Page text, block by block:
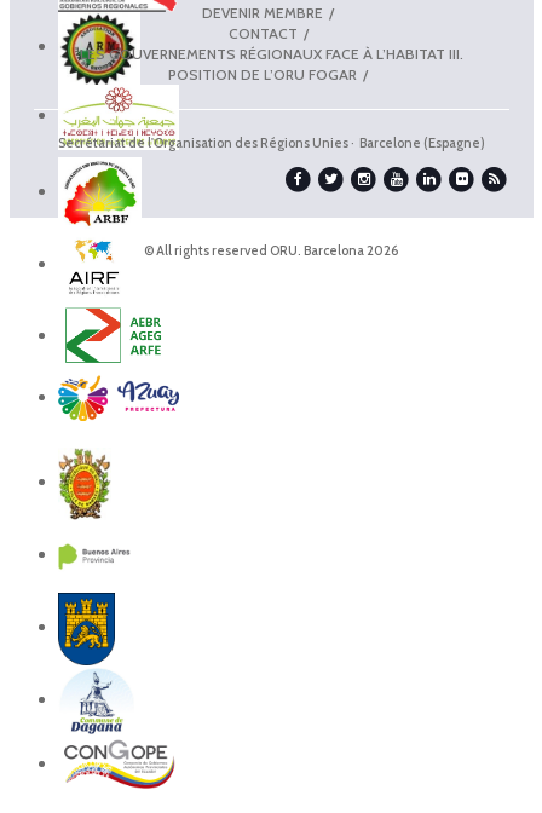
DEVENIR MEMBRE
CONTACT
LES GOUVERNEMENTS RÉGIONAUX FACE À L’HABITAT III.
POSITION DE L’ORU FOGAR
Secrétariat de l'Organisation des Régions Unies · Barcelone (Espagne)
© All rights reserved ORU. Barcelona 2026